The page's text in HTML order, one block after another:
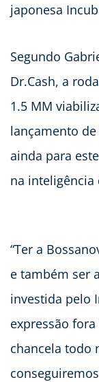
japonesa
Segundo
Dr.Cash, a
1.5 MM
lançamento
ainda para
na inteligência
“Ter a
e também ser
investida pelo
expressão
chancela todo